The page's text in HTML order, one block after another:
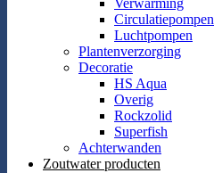
Verwarming
Circulatiepompen
Luchtpompen
Plantenverzorging
Decoratie
HS Aqua
Overig
Rockzolid
Superfish
Achterwanden
Zoutwater producten